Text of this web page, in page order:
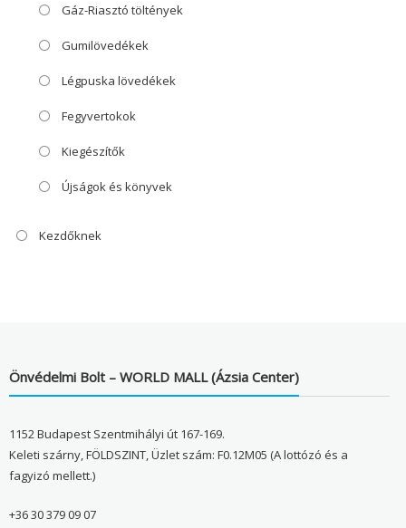
Gáz-Riasztó töltények
Gumilövedékek
Légpuska lövedékek
Fegyvertokok
Kiegészítők
Újságok és könyvek
Kezdőknek
Önvédelmi Bolt – WORLD MALL (Ázsia Center)
1152 Budapest Szentmihályi út 167-169.
Keleti szárny, FÖLDSZINT, Üzlet szám: F0.12M05 (A lottózó és a
fagyizó mellett.)
+36 30 379 09 07